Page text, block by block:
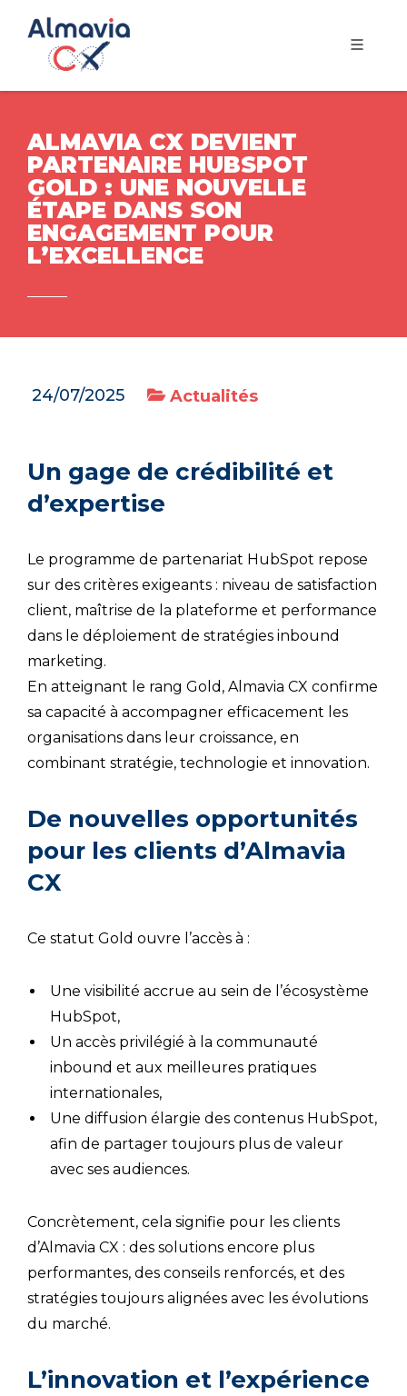
ALMAVIA CX DEVIENT
PARTENAIRE HUBSPOT
GOLD : UNE NOUVELLE
ÉTAPE DANS SON
ENGAGEMENT POUR
L’EXCELLENCE
24/07/2025 Actualités
Un gage de crédibilité et
d’expertise
Le programme de partenariat HubSpot repose
sur des critères exigeants : niveau de satisfaction
client, maîtrise de la plateforme et performance
dans le déploiement de stratégies inbound
marketing.
En atteignant le rang Gold, Almavia CX confirme
sa capacité à accompagner efficacement les
organisations dans leur croissance, en
combinant stratégie, technologie et innovation.
De nouvelles opportunités
pour les clients d’Almavia
CX
Ce statut Gold ouvre l’accès à :
Une visibilité accrue au sein de l’écosystème
HubSpot,
Un accès privilégié à la communauté
inbound et aux meilleures pratiques
internationales,
Une diffusion élargie des contenus HubSpot,
afin de partager toujours plus de valeur
avec ses audiences.
Concrètement, cela signifie pour les clients
d’Almavia CX : des solutions encore plus
performantes, des conseils renforcés, et des
stratégies toujours alignées avec les évolutions
du marché.
L’innovation et l’expérience